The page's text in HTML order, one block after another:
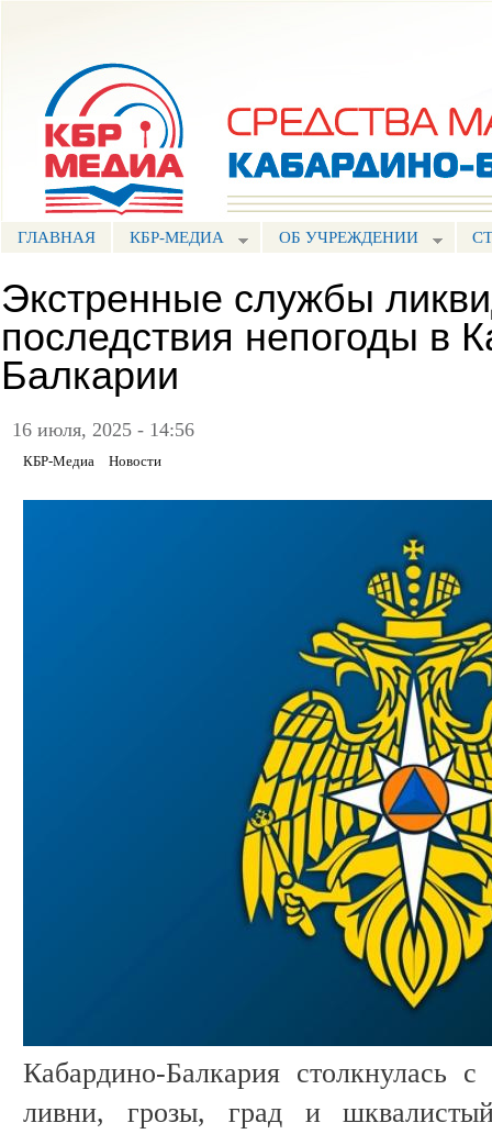
ГЛАВНАЯ КБР-МЕДИА ОБ УЧРЕЖДЕНИИ
Экстренные службы
последствия непогоды в
Балкарии
16 июля, 2025 - 14:56
КБР-Медиа Новости
Кабардино-Балкария столкнулась
ливни, грозы, град и